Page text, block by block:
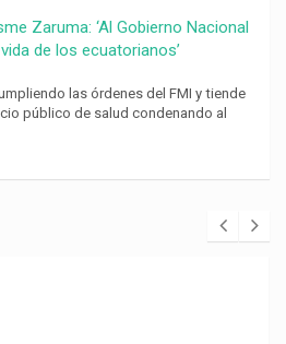
Zaruma: ‘Al Gobierno Nacional
de los ecuatorianos’
las órdenes del FMI y tiende
público de salud condenando al